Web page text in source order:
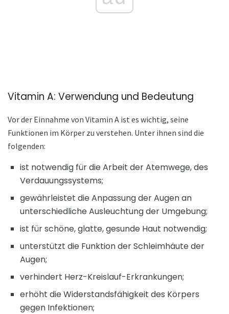
Vitamin A: Verwendung und Bedeutung
Vor der Einnahme von Vitamin A ist es wichtig, seine
Funktionen im Körper zu verstehen. Unter ihnen sind die
folgenden:
ist notwendig für die Arbeit der Atemwege, des
Verdauungssystems;
gewährleistet die Anpassung der Augen an
unterschiedliche Ausleuchtung der Umgebung;
ist für schöne, glatte, gesunde Haut notwendig;
unterstützt die Funktion der Schleimhäute der
Augen;
verhindert Herz-Kreislauf-Erkrankungen;
erhöht die Widerstandsfähigkeit des Körpers
gegen Infektionen;